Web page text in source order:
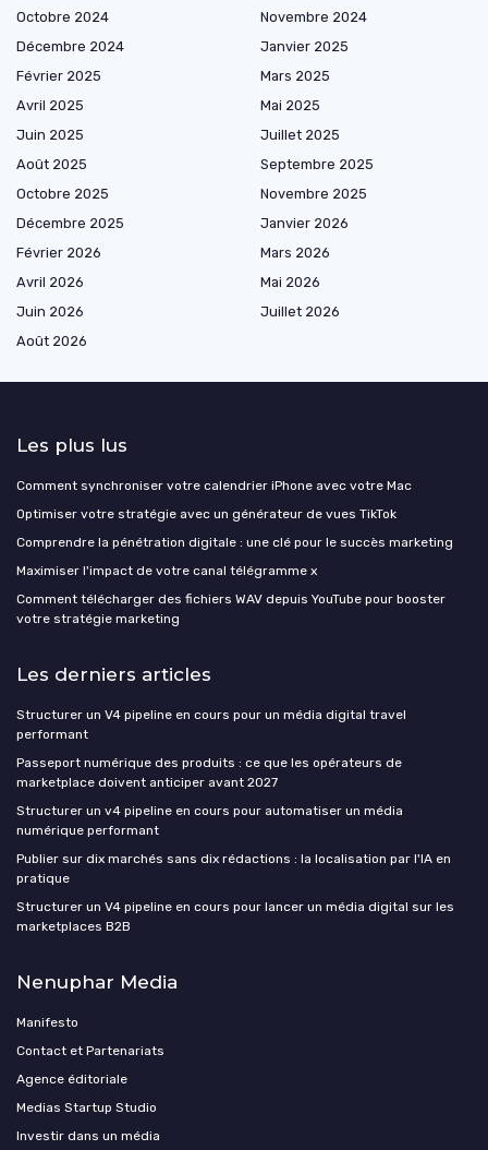
Octobre 2024
Novembre 2024
Décembre 2024
Janvier 2025
Février 2025
Mars 2025
Avril 2025
Mai 2025
Juin 2025
Juillet 2025
Août 2025
Septembre 2025
Octobre 2025
Novembre 2025
Décembre 2025
Janvier 2026
Février 2026
Mars 2026
Avril 2026
Mai 2026
Juin 2026
Juillet 2026
Août 2026
Les plus lus
Comment synchroniser votre calendrier iPhone avec votre Mac
Optimiser votre stratégie avec un générateur de vues TikTok
Comprendre la pénétration digitale : une clé pour le succès marketing
Maximiser l'impact de votre canal télégramme x
Comment télécharger des fichiers WAV depuis YouTube pour booster
votre stratégie marketing
Les derniers articles
Structurer un V4 pipeline en cours pour un média digital travel
performant
Passeport numérique des produits : ce que les opérateurs de
marketplace doivent anticiper avant 2027
Structurer un v4 pipeline en cours pour automatiser un média
numérique performant
Publier sur dix marchés sans dix rédactions : la localisation par l'IA en
pratique
Structurer un V4 pipeline en cours pour lancer un média digital sur les
marketplaces B2B
Nenuphar Media
Manifesto
Contact et Partenariats
Agence éditoriale
Medias Startup Studio
Investir dans un média